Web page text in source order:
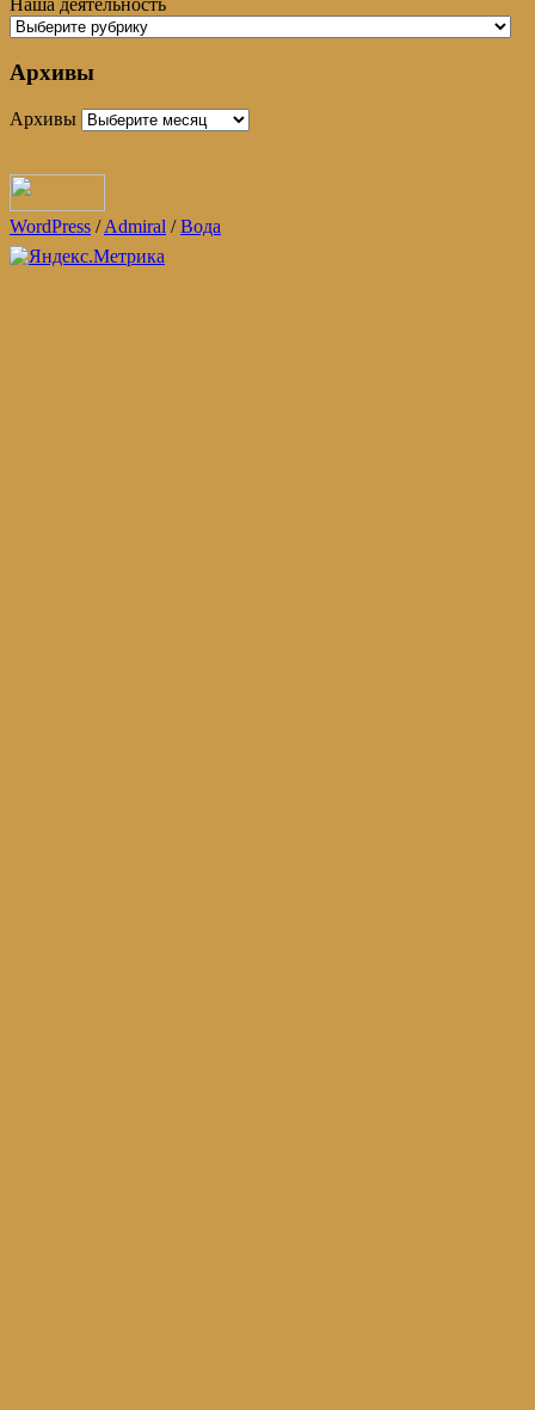
Архивы
Архивы
WordPress /Admiral /Вода